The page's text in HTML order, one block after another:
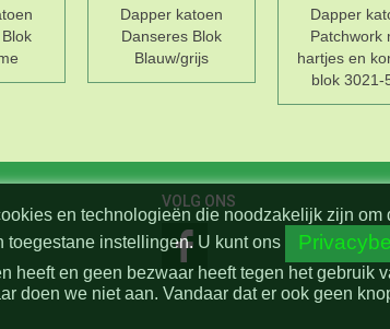
Dapper katoen
Danseres Blok
Blauw/grijs
Dapper
Patchwork
hartjes en
blok 3021-
VOLG ONS
en technologieën die noodzakelijk zijn
toegestane instellingen. U kunt ons
heeft en geen bezwaar heeft tegen het gebruik
doen we niet aan. Vandaar dat er ook geen